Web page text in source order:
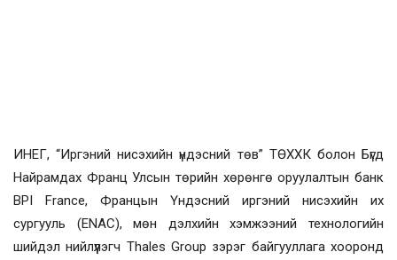
ИНЕГ, “Иргэний нисэхийн үндэсний төв” ТӨХХК болон Бүгд
Найрамдах Франц Улсын төрийн хөрөнгө оруулалтын банк
BPI France, Францын Үндэсний иргэний нисэхийн их
сургууль (ENAC), мөн дэлхийн хэмжээний технологийн
шийдэл нийлүүлэгч Thales Group зэрэг байгууллага хооронд